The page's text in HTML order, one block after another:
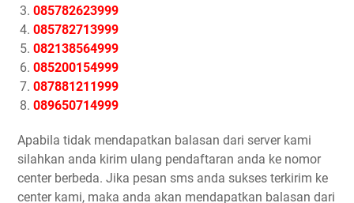
085782623999
085782713999
082138564999
085200154999
087881211999
089650714999
Apabila tidak mendapatkan balasan dari server kami
silahkan anda kirim ulang pendaftaran anda ke nomor
center berbeda. Jika pesan sms anda sukses terkirim ke
center kami, maka anda akan mendapatkan balasan dari